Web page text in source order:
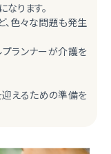
ります。
、色々な問題も発生
ランナーが介護を
えるための準備を